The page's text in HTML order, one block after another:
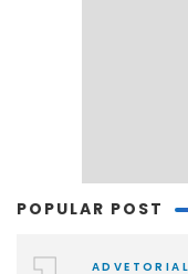
POPULAR POST
ADVETORIAL